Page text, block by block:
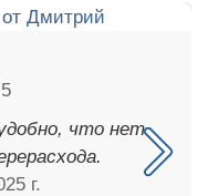
что нет
г.